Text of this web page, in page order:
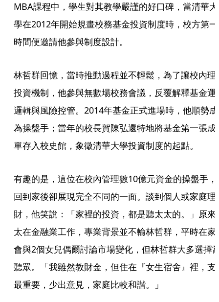
MBA課程中，學生對其教學嚴謹的好口碑，當清華大
學在2012年開始規畫校務基金投資制度時，校方第一
時間便邀請他參與制度設計。
林哲群回憶，當時推動過程並不輕鬆，為了讓校內理
投資機制，他參與無數場校務會議，反覆解釋基金運
邏輯與風險控管。2014年基金正式進場時，他順勢成
為操盤手；當年的校長賀陳弘還特地將基金第一張成
單存入校史館，象徵清華大學投資制度的起點。
有趣的是，這位在校內管理數10億元資金的操盤手，
回到家後卻展現完全不同的一面。談到個人或家庭理
財，他笑說：「家裡的投資，都是聽太太的。」原來
太在金融業工作，專業背景並不輸林哲群，平時在家
會與2個女兒偶爾討論市場變化，但林哲群大多選擇
聽眾。「我雖然教財金，但住在『女生宿舍』裡，支
最重要，少出意見，家庭比較和諧。」